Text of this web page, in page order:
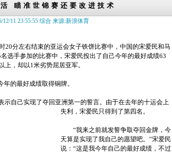
瞄准世锦赛还要改进技术
12/11 23:55:55 综合 来源:新浪体育
分左右结束的亚运会女子铁饼比赛中，中国的宋爱民和马
选手参加的比赛中，宋爱民投出了自己今年的最好成绩63
上，却以1米劣势屈居亚军。
的最好成绩取得铜牌。
自己实现了夺回亚洲第一的誓言。由于在去年的十运会上
失利，宋爱民只得到了第四名。
“我来之前就发誓争取夺回金牌，今
天算是实现了我自己的愿望吧。”宋爱民
说：“这是我今年自己的最好成绩，不过